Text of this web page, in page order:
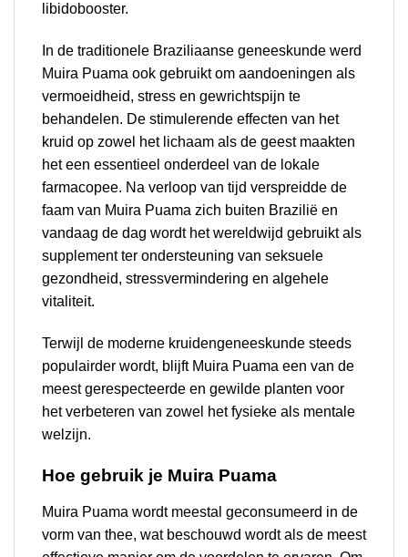
libidobooster.
In de traditionele Braziliaanse geneeskunde werd
Muira Puama ook gebruikt om aandoeningen als
vermoeidheid, stress en gewrichtspijn te
behandelen. De stimulerende effecten van het
kruid op zowel het lichaam als de geest maakten
het een essentieel onderdeel van de lokale
farmacopee. Na verloop van tijd verspreidde de
faam van Muira Puama zich buiten Brazilië en
vandaag de dag wordt het wereldwijd gebruikt als
supplement ter ondersteuning van seksuele
gezondheid, stressvermindering en algehele
vitaliteit.
Terwijl de moderne kruidengeneeskunde steeds
populairder wordt, blijft Muira Puama een van de
meest gerespecteerde en gewilde planten voor
het verbeteren van zowel het fysieke als mentale
welzijn.
Hoe gebruik je Muira Puama
Muira Puama wordt meestal geconsumeerd in de
vorm van thee, wat beschouwd wordt als de meest